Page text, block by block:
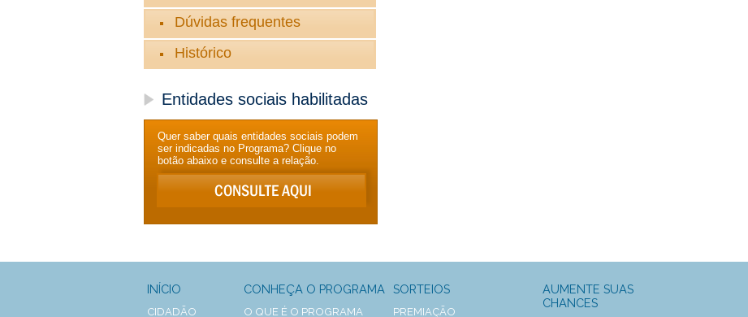
Dúvidas frequentes
Histórico
Entidades sociais habilitadas
Quer saber quais entidades sociais podem
ser indicadas no Programa? Clique no
botão abaixo e consulte a relação.
INÍCIO
CIDADÃO
CONHEÇA O PROGRAMA
O QUE É O PROGRAMA
SORTEIOS
PREMIAÇÃO
AUMENTE SUAS
CHANCES